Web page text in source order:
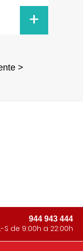
+
>
944 943 444
S de 9:00h a 22:00h